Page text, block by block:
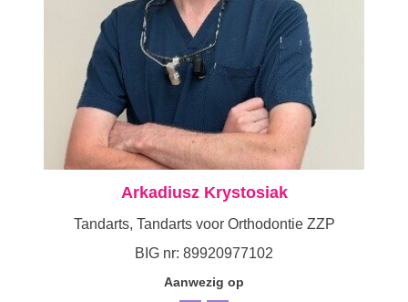
Arkadiusz Krystosiak
Tandarts, Tandarts voor Orthodontie ZZP
BIG nr: 89920977102
Aanwezig op